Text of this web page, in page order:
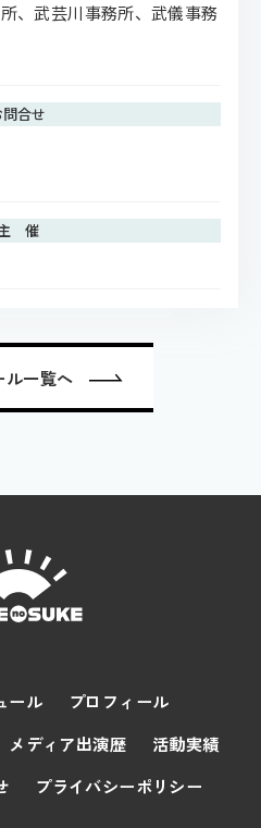
、武芸川事務所、武儀事務
問合せ
催
ル一覧へ
ール
プロフィール
メディア出演歴
活動実績
プライバシーポリシー